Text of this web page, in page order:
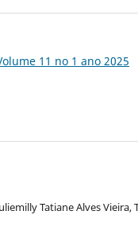
11 no 1 ano 2025
Tatiane Alves Vieira,